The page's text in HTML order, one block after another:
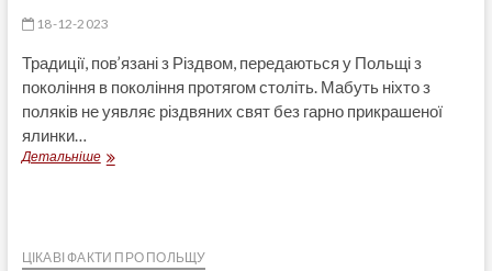
18-12-2023
Традиції, пов’язані з Різдвом, передаються у Польщі з
покоління в покоління протягом століть. Мабуть ніхто з
поляків не уявляє різдвяних свят без гарно прикрашеної
ялинки…
ДетальнішеПольські
ЦІКАВІ ФАКТИ ПРО ПОЛЬЩУ